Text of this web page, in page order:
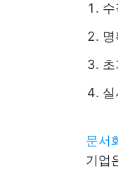
문서
기업